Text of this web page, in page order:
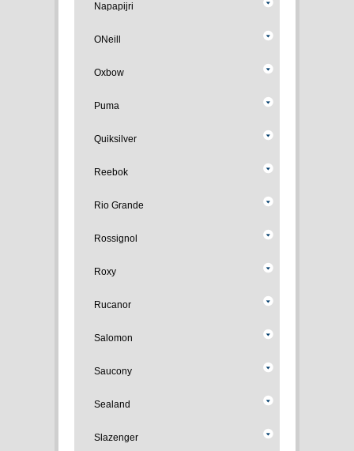
Napapijri
ONeill
Oxbow
Puma
Quiksilver
Reebok
Rio Grande
Rossignol
Roxy
Rucanor
Salomon
Saucony
Sealand
Slazenger